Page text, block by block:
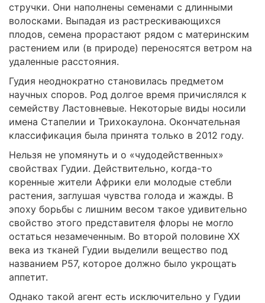
стручки. Они наполнены семенами с длинными
волосками. Выпадая из растрескивающихся
плодов, семена прорастают рядом с материнским
растением или (в природе) переносятся ветром на
удаленные расстояния.
Гудия неоднократно становилась предметом
научных споров. Род долгое время причислялся к
семейству Ластовневые. Некоторые виды носили
имена Стапелии и Трихокаулона. Окончательная
классификация была принята только в 2012 году.
Нельзя не упомянуть и о «чудодейственных»
свойствах Гудии. Действительно, когда-то
коренные жители Африки ели молодые стебли
растения, заглушая чувства голода и жажды. В
эпоху борьбы с лишним весом такое удивительно
свойство этого представителя флоры не могло
остаться незамеченным. Во второй половине XX
века из тканей Гудии выделили вещество под
названием P57, которое должно было укрощать
аппетит.
Однако такой агент есть исключительно у Гудии